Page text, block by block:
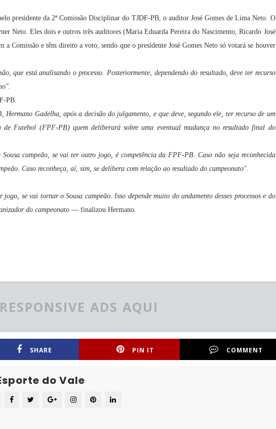
presidente da 2ª Comissão Disciplinar do TJDF-PB, o auditor José Gomes de Lima Neto. O
Neto. Eles dois e outros três auditores (Maria Eduarda Pereira do Nascimento, Ricardo José
a Comissão e têm direito a voto, sendo que o presidente José Gomes Neto só votará se houver
que está analisando o processo. Posteriormente, dependendo do resultado, deve ter recurso
PB.
Hermano Gadelha, após a decisão do julgamento, e que deve, segundo ele, ter recurso de um
de Futebol (FPF-PB) quem deliberará sobre uma eventual mudança no resultado final do
campeão, se vai ter outro jogo, é competência da FPF-PB. Caso não seja reconhecida
Caso reconheça, aí, sim, se delibera com relação ao resultado do campeonato".
se vai tornar o Sousa campeão. Isso depende muito do andamento desses processos e do
do campeonato — finalizou Hermano.
RESPONSIVE ADS AQUI
SHARE PIN IT COMMENT
do Vale